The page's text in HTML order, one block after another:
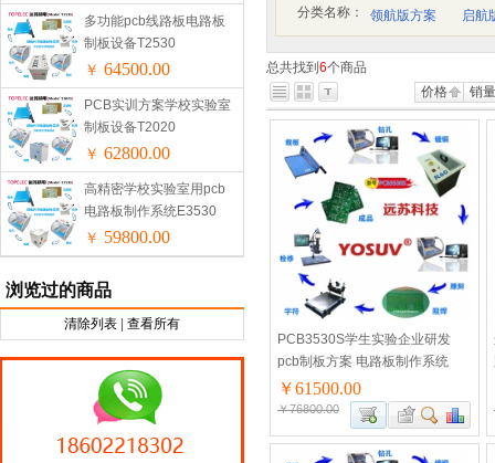
多功能pcb线路板电路板
制板设备T2530
￥ 64500.00
PCB实训方案学校实验室
制板设备T2020
￥ 62800.00
高精密学校实验室用pcb
电路板制作系统E3530
￥ 59800.00
浏览过的商品
清除列表 查看所有
分类名称： 领航版方案 启航
总共找到 6个商品
价格
销量
PCB3530S学生实验企业研发
pcb制板方案 电路板制作系统
￥61500.00
￥76800.00